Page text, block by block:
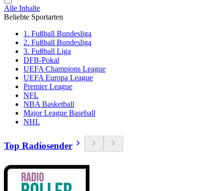
Alle Inhalte
Beliebte Sportarten
1. Fußball Bundesliga
2. Fußball Bundesliga
3. Fußball Liga
DFB-Pokal
UEFA Champions League
UEFA Europa League
Premier League
NFL
NBA Basketball
Major League Baseball
NHL
Top Radiosender